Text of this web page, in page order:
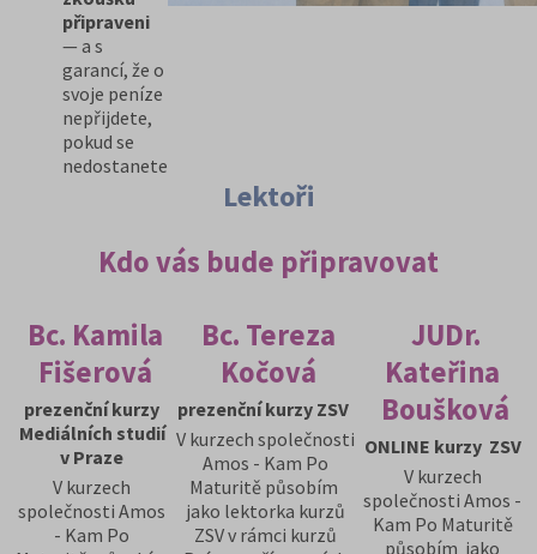
připraveni
— a s
garancí, že o
svoje peníze
nepřijdete,
pokud se
nedostanete
Lektoři
Kdo vás bude připravovat
Bc. Kamila
Fišerová
prezenční kurzy
Mediálních studií
v Praze
V kurzech
společnosti Amos
- Kam Po
Bc. Tereza
Kočová
prezenční kurzy ZSV
V kurzech společnosti
Amos - Kam Po
Maturitě působím
jako lektorka kurzů
ZSV v rámci kurzů
JUDr.
Kateřina
Boušková
ONLINE kurzy ZSV
V kurzech
společnosti Amos -
Kam Po Maturitě
působím jako